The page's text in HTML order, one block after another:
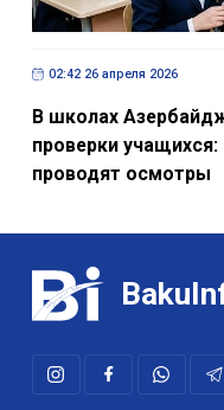
В школах
проверки
проводят осмотры